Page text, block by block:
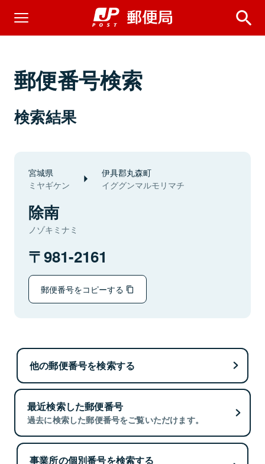
郵便番号検索
検索結果
宮城県
ミヤギケン
伊具郡丸森町
イググンマルモリマチ
除南
ノゾキミナミ
981-2161
郵便番号をコピーする
他の郵便番号を検索する
最近検索した郵便番号
過去に検索した郵便番号をご覧いただけます。
事業所の個別番号を検索する